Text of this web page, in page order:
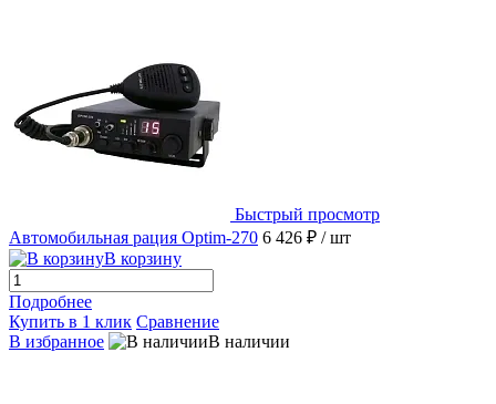
Быстрый просмотр
Автомобильная рация Optim-270 6 426 ₽ / шт
В корзину
Подробнее
Купить в 1 клик Сравнение
В избранное
В наличии